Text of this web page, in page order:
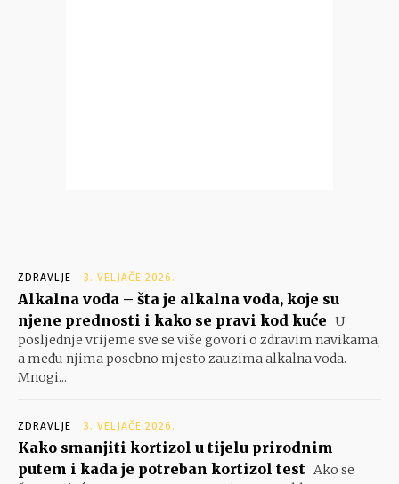
ZDRAVLJE 3. VELJAČE 2026.
Alkalna voda – šta je alkalna voda, koje su
njene prednosti i kako se pravi kod kuće U
posljednje vrijeme sve se više govori o zdravim navikama,
a među njima posebno mjesto zauzima alkalna voda.
Mnogi...
ZDRAVLJE 3. VELJAČE 2026.
Kako smanjiti kortizol u tijelu prirodnim
putem i kada je potreban kortizol test Ako se